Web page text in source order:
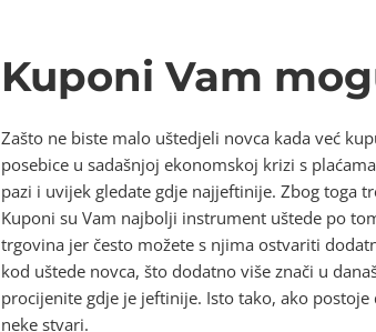
Kuponi Vam
Zašto ne biste malo uštedjeli novca kada već
posebice u sadašnjoj ekonomskoj krizi s
pazi i uvijek gledate gdje najjeftinije. Zbog toga
Kuponi su Vam najbolji instrument uštede po
trgovina jer često možete s njima ostvariti
kod uštede novca, što dodatno više znači u
procijenite gdje je jeftinije. Isto tako, ako
neke stvari.